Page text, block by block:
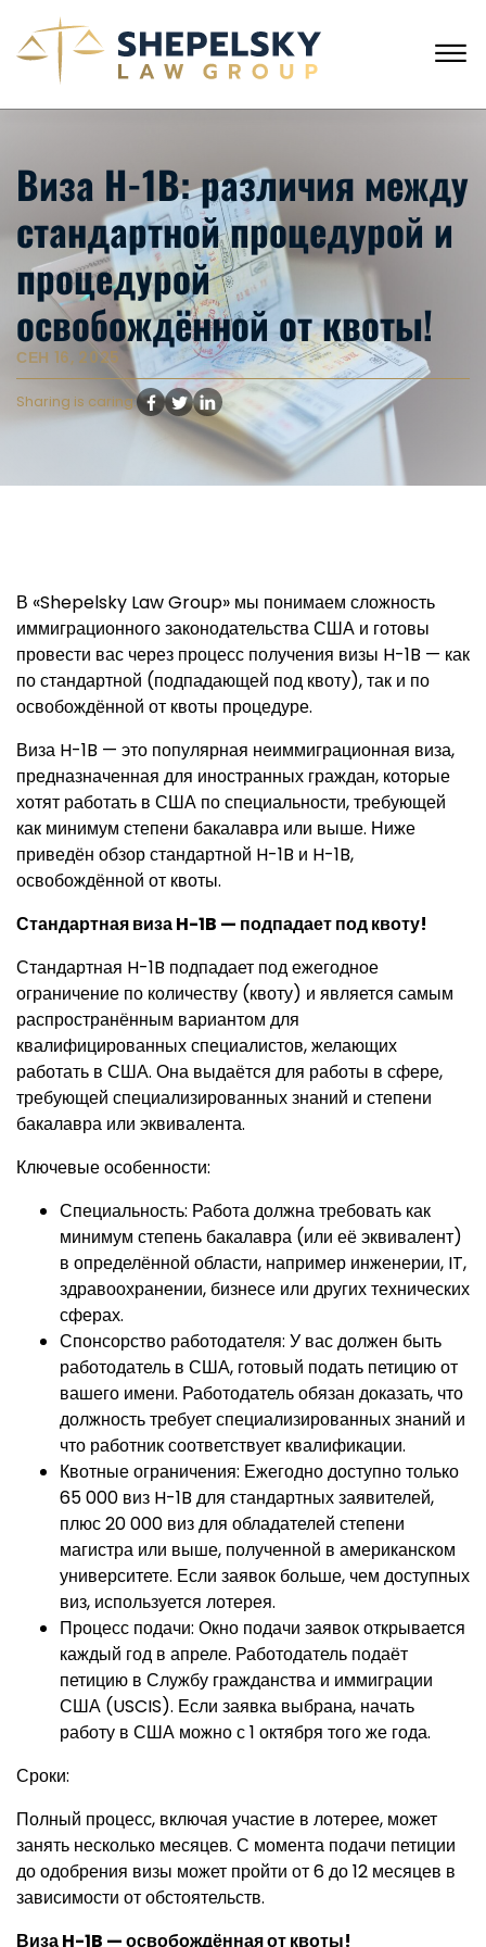
☰
ГЛАВНАЯ
НАША КОМАНДА
УСЛУГИ
ИСТОРИИ КЛИЕНТОВ
НОВОСТИ
КОНТАКТЫ
Виза H-1B: различия между
стандартной процедурой и
процедурой
освобождённой от квоты!
СЕН 16, 2025
Sharing is caring:
В «Shepelsky Law Group» мы понимаем сложность
иммиграционного законодательства США и готовы
провести вас через процесс получения визы H-1B — как
по стандартной (подпадающей под квоту), так и по
освобождённой от квоты процедуре.
Виза H-1B — это популярная неиммиграционная виза,
предназначенная для иностранных граждан, которые
хотят работать в США по специальности, требующей
как минимум степени бакалавра или выше. Ниже
приведён обзор стандартной H-1B и H-1B,
освобождённой от квоты.
Стандартная виза H-1B — подпадает под квоту!
Стандартная H-1B подпадает под ежегодное
ограничение по количеству (квоту) и является самым
распространённым вариантом для
квалифицированных специалистов, желающих
работать в США. Она выдаётся для работы в сфере,
требующей специализированных знаний и степени
бакалавра или эквивалента.
Ключевые особенности:
Специальность: Работа должна требовать как
минимум степень бакалавра (или её эквивалент)
в определённой области, например инженерии, IT,
здравоохранении, бизнесе или других технических
сферах.
Спонсорство работодателя: У вас должен быть
работодатель в США, готовый подать петицию от
вашего имени. Работодатель обязан доказать, что
должность требует специализированных знаний и
что работник соответствует квалификации.
Квотные ограничения: Ежегодно доступно только
65 000 виз H-1B для стандартных заявителей,
плюс 20 000 виз для обладателей степени
магистра или выше, полученной в американском
университете. Если заявок больше, чем доступных
виз, используется лотерея.
Процесс подачи: Окно подачи заявок открывается
каждый год в апреле. Работодатель подаёт
петицию в Службу гражданства и иммиграции
США (USCIS). Если заявка выбрана, начать
работу в США можно с 1 октября того же года.
Сроки:
Полный процесс, включая участие в лотерее, может
занять несколько месяцев. С момента подачи петиции
до одобрения визы может пройти от 6 до 12 месяцев в
зависимости от обстоятельств.
Виза H-1B — освобождённая от квоты!